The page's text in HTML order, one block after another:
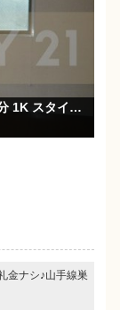
【新着賃貸物件】 中野区 「沼袋駅」 徒歩10分 1K スタイリッシュな外観！TVモニター付きインターホン・防犯カメラ完備で安心セキュリティ！
金ナシ♪山手線巣